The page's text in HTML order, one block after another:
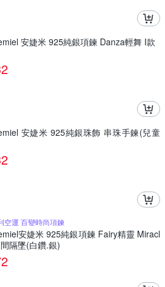
安婕米 925純銀項鍊 Danza輕舞 I款
安婕米 925純銀珠飾 串珠手鍊(兒童
空運 百變時尚項鍊
安婕米 925純銀項鍊 Fairy精靈 Miracl
隔墜(白鑽.銀)